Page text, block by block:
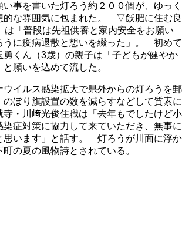
事を書いた灯ろう約２００個が、ゆっく
的な雰囲気に包まれた。 ▽飫肥に住む良
は「普段は先祖供養と家内安全をお願い
うに疫病退散と想いを綴った」。 初めて
勇くん（3歳）の親子は「子どもが健やか
願いを込めて流した。
イルス感染拡大で県外からの灯ろうを郵
ぼり旗設置の数を減らすなどして質素に
・川﨑光俊住職は「去年もでしたけど小
染症対策に協力して来ていただき、無事に
思います」と話す。 灯ろうが川面に浮か
の夏の風物詩とされている。